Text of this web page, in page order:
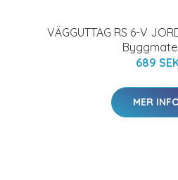
VÄGGUTTAG RS 6-V
689
MER